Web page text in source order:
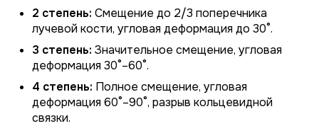
2 степень: Смещение до 2/3 поперечника
лучевой кости, угловая деформация до 30°.
3 степень: Значительное смещение, угловая
деформация 30°–60°.
4 степень: Полное смещение, угловая
деформация 60°–90°, разрыв кольцевидной
связки.